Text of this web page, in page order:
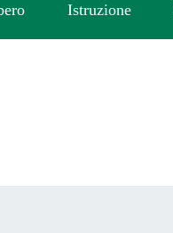
Istruzione